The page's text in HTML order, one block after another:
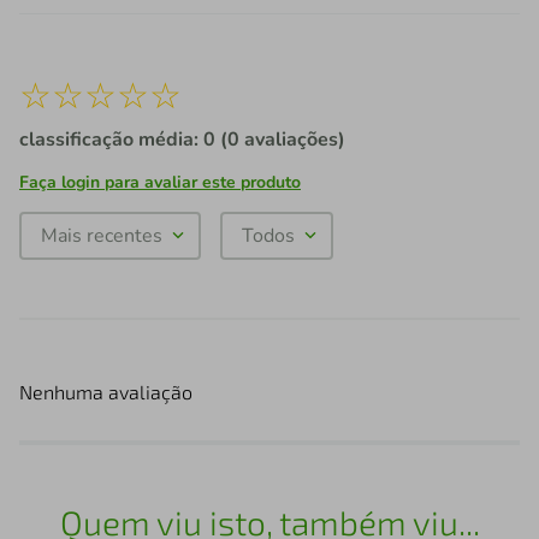
☆☆☆☆☆
classificação média: 0 (0 avaliações)
Faça login para avaliar este produto
Mais recentes Todos
Nenhuma avaliação
Quem viu isto, também viu...